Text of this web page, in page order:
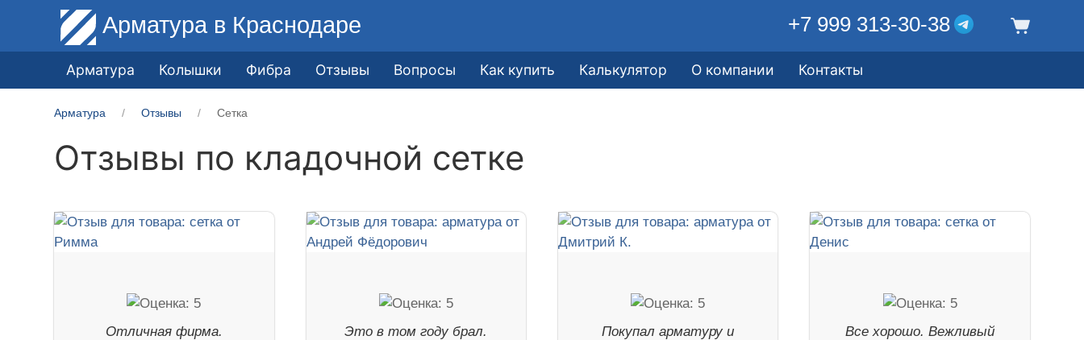
Арматура в Краснодаре +7 999 313-30-38
Арматура Колышки Фибра Отзывы Вопросы Как купить Калькулятор О компании Контакты
Арматура Отзывы Сетка
Отзывы по кладочной сетке
Отличная фирма.
Это в том году брал.
Покупал арматуру и
Все хорошо. Вежливый